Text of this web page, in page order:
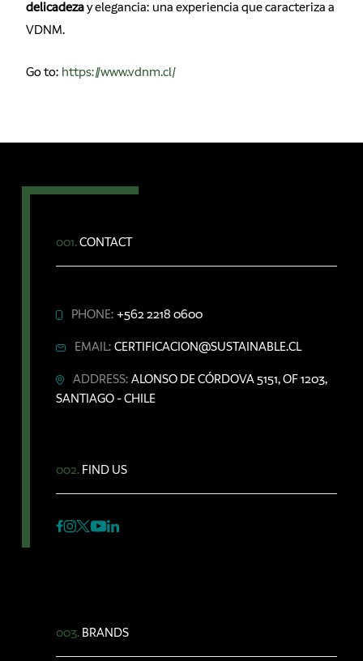
delicadezay elegancia: una experiencia que caracteriza a
VDNM.
Go to: https://www.vdnm.cl/
001.CONTACT
PHONE: +562 2218 0600
EMAIL: CERTIFICACION@SUSTAINABLE.CL
ADDRESS: ALONSO DE CÓRDOVA 5151, OF 1203,
SANTIAGO - CHILE
002. FIND US
003. BRANDS